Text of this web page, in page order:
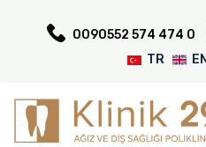
0090552 574 474 0
TR
EN